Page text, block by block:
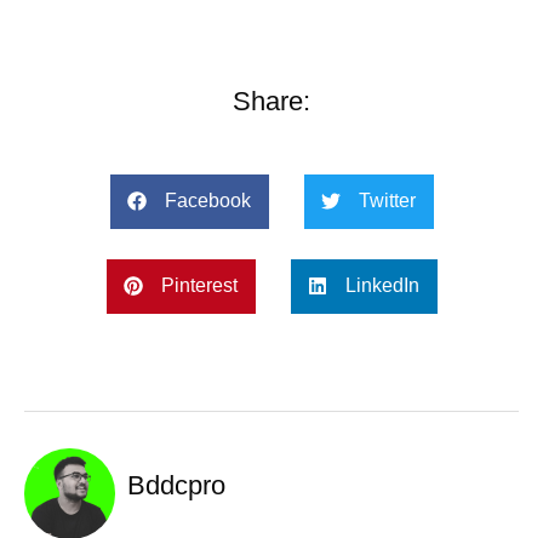
Share:
Facebook Twitter
Pinterest LinkedIn
Bddcpro